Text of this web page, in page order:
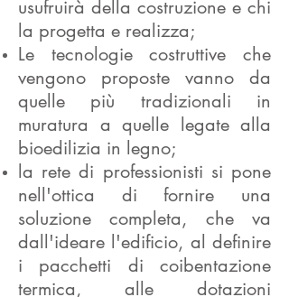
usufruirà della costruzione e chi
la progetta e realizza;
Le tecnologie costruttive che
vengono proposte vanno da
quelle più tradizionali in
muratura a quelle legate alla
bioedilizia in legno;
la rete di professionisti si pone
nell'ottica di fornire una
soluzione completa, che va
dall'ideare l'edificio, al definire
i pacchetti di coibentazione
termica, alle dotazioni